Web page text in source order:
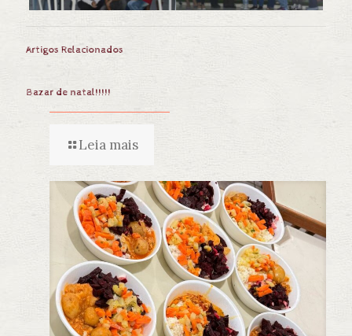
Artigos Relacionados
Bazar de natal!!!!!
Leia mais